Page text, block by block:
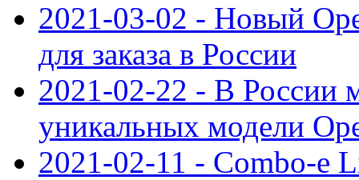
2021-03-02 - Новый
для заказа в России
2021-02-22 - В России
уникальных модели
2021-02-11 - Combo-e